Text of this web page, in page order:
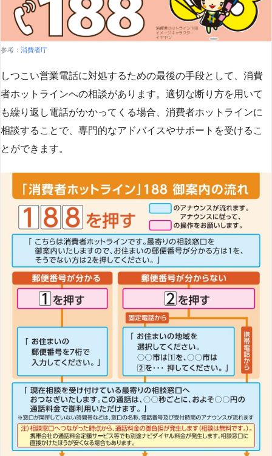
参考： 消費者庁
しつこい営業電話に対処するための最後の手段として、消費
者ホットラインへの相談があります。適切な断り方を用いて
も繰り返し電話がかかってくる場合、消費者ホットラインに
相談することで、専門的なアドバイスやサポートを受けるこ
とができます​​。